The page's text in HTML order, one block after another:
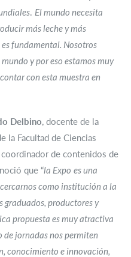
. El mundo necesita
más leche y más
fundamental. Nosotros
y por eso estamos muy
con esta muestra en
Delbino, docente de la
la Facultad de Ciencias
de contenidos de
que “la Expo es una
como institución a la
graduados, productores y
propuesta es muy atractiva
de jornadas nos permiten
conocimiento e innovación,